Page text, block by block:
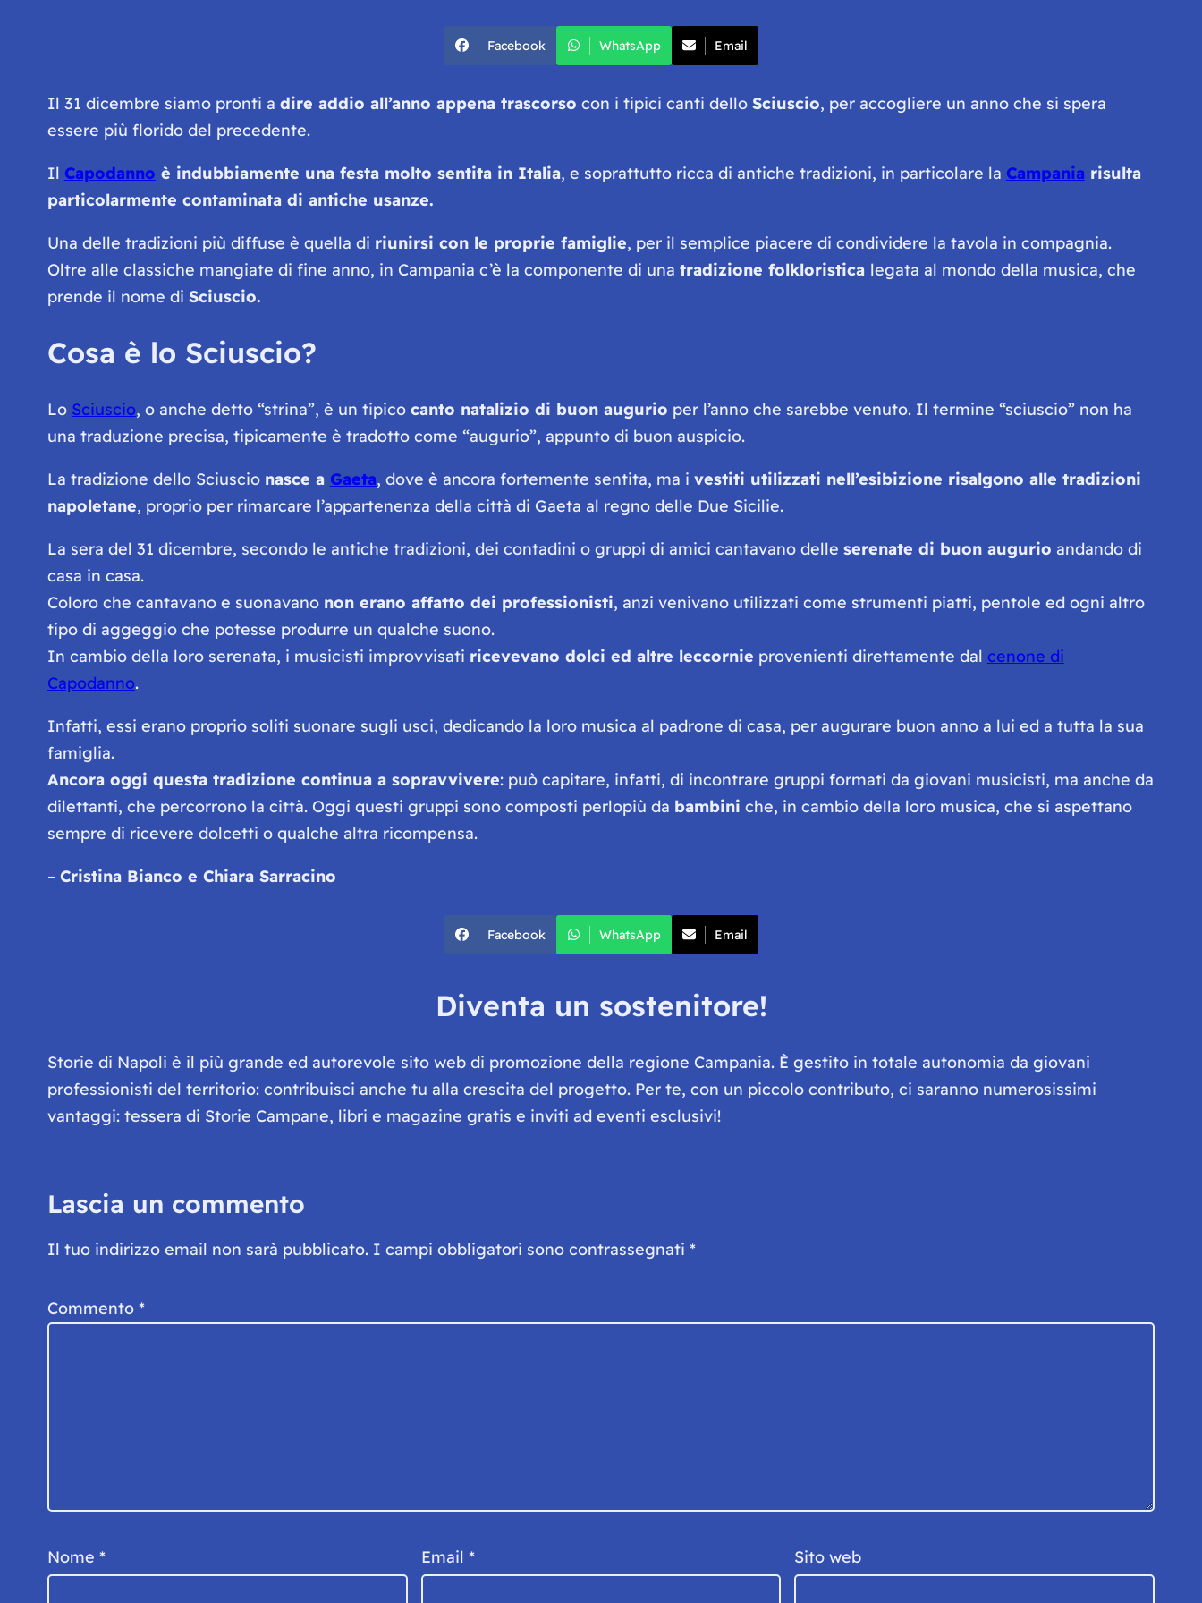
Facebook WhatsApp Email
Il 31 dicembre siamo pronti a dire addio all’anno appena trascorso con i tipici canti dello Sciuscio, per accogliere un anno che si spera
essere più florido del precedente.
Il Capodanno è indubbiamente una festa molto sentita in Italia, e soprattutto ricca di antiche tradizioni, in particolare la Campania risulta
particolarmente contaminata di antiche usanze.
Una delle tradizioni più diffuse è quella di riunirsi con le proprie famiglie, per il semplice piacere di condividere la tavola in compagnia.
Oltre alle classiche mangiate di fine anno, in Campania c’è la componente di una tradizione folkloristica legata al mondo della musica, che
prende il nome di Sciuscio.
Cosa è lo Sciuscio?
Lo Sciuscio, o anche detto“strina”, è un tipico canto natalizio di buon augurio per l’anno che sarebbe venuto. Il termine “sciuscio”non ha
una traduzione precisa, tipicamente è tradotto come “augurio”, appunto di buon auspicio.
La tradizione dello Sciuscio nasce a Gaeta, dove è ancora fortemente sentita, ma i vestiti utilizzati nell’esibizione risalgono alle tradizioni
napoletane, proprio per rimarcare l’appartenenza della città di Gaeta al regno delle Due Sicilie.
La sera del 31 dicembre, secondo le antiche tradizioni, dei contadini o gruppi di amici cantavano delle serenate di buon augurio andando di
casa in casa.
Coloro che cantavano e suonavano non erano affatto dei professionisti, anzi venivano utilizzati come strumenti piatti, pentole ed ogni altro
tipo di aggeggio che potesse produrre un qualche suono.
In cambio della loro serenata, i musicisti improvvisati ricevevano dolci ed altre leccornie provenienti direttamente dal cenone di
Capodanno.
Infatti, essi erano proprio soliti suonare sugli usci, dedicando la loro musica al padrone di casa, per augurare buon anno a lui ed a tutta la sua
famiglia.
Ancora oggi questa tradizione continua a sopravvivere: può capitare, infatti, di incontrare gruppi formati da giovani musicisti, ma anche da
dilettanti, che percorrono la città. Oggi questi gruppi sono composti perlopiù da bambini che, in cambio della loro musica, che si aspettano
sempre di ricevere dolcetti o qualche altra ricompensa.
– Cristina Bianco e Chiara Sarracino
Facebook WhatsApp Email
Diventa un sostenitore!
Storie di Napoli è il più grande ed autorevole sito web di promozione della regione Campania. È gestito in totale autonomia da giovani
professionisti del territorio: contribuisci anche tu alla crescita del progetto. Per te, con un piccolo contributo, ci saranno numerosissimi
vantaggi: tessera di Storie Campane, libri e magazine gratis e inviti ad eventi esclusivi!
Lascia un commento
Il tuo indirizzo email non sarà pubblicato. I campi obbligatori sono contrassegnati *
Commento *
Nome * Email * Sito web